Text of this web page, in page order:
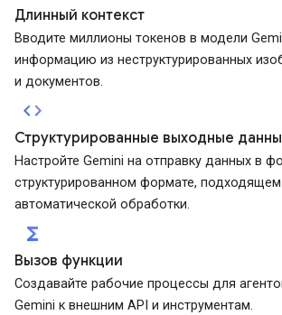
Длинный контекст
Вводите миллионы токенов в модели
информацию из неструктурированных
и документов.
code
Структурированные выходные
Настройте Gemini на отправку данных в
структурированном формате,
автоматической обработки.
functions
Вызов функции
Создавайте рабочие процессы для
Gemini к внешним API и инструментам.